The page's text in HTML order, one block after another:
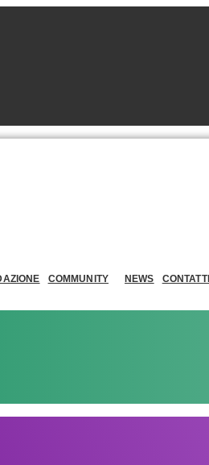
COMMUNITY NEWS CONTATTI